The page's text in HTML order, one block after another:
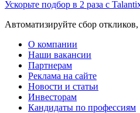
Ускорьте подбор в 2 раза с
Автоматизируйте сбор
О компании
Наши вакансии
Партнерам
Реклама на сайте
Новости и статьи
Инвесторам
Кандидаты по профессиям